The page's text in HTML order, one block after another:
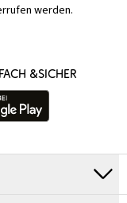
werden.
&SICHER